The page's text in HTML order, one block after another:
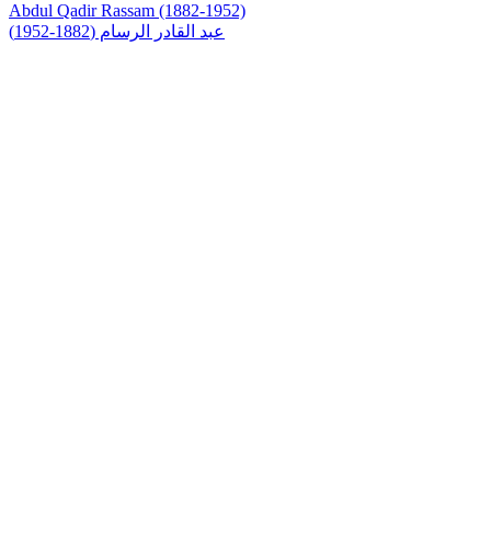
Abdul Qadir Rassam (1882-1952)
عبد القادر الرسام (1882-1952)